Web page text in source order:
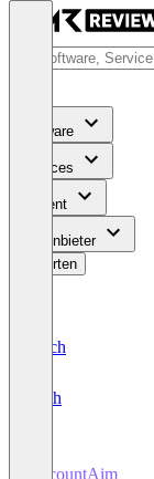
Software
Services
Content
Für Anbieter
Bewerten
Deutsch
English
AccountAim